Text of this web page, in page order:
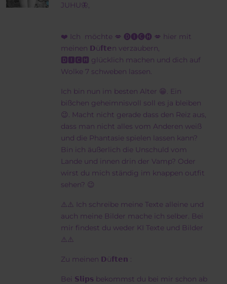
JUHU🦋,
❤️ Ich möchte 💋 🅓🅘🅒🅗 💋 hier mit
meinen 𝗗ü𝗳𝘁𝗲n verzaubern,
🅳🅸🅲🅷 glücklich machen und dich auf
Wolke 7 schweben lassen.
Ich bin nun im besten Alter 😁. Ein
bißchen geheimnisvoll soll es ja bleiben
😉. Macht nicht gerade dass den Reiz aus,
dass man nicht alles vom Anderen weiß
und die Phantasie spielen lassen kann?
Bin ich äußerlich die Unschuld vom
Lande und innen drin der Vamp? Oder
wirst du mich ständig im knappen outfit
sehen? 😉
⚠️⚠️ Ich schreibe meine Texte alleine und
auch meine Bilder mache ich selber. Bei
mir findest du weder KI Texte und Bilder
⚠️⚠️
Zu meinen 𝗗ü𝗳𝘁𝗲𝗻 :
Bei 𝗦𝗹𝗶𝗽𝘀 bekommst du bei mir schon ab